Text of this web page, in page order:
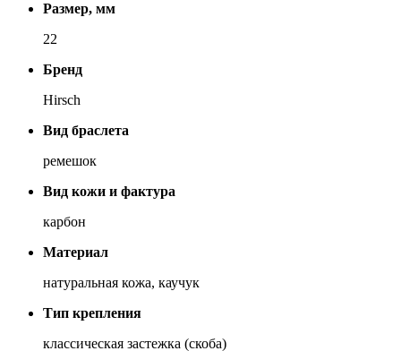
Размер, мм
22
Бренд
Hirsch
Вид браслета
ремешок
Вид кожи и фактура
карбон
Материал
натуральная кожа, каучук
Тип крепления
классическая застежка (скоба)